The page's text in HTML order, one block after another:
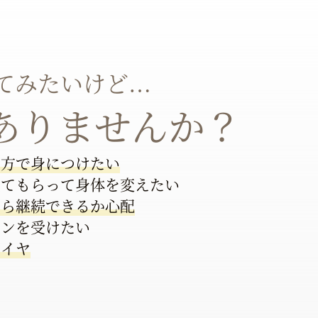
みたいけど…
りませんか？
で身につけたい
もらって身体を変えたい
継続できるか心配
を受けたい
ヤ